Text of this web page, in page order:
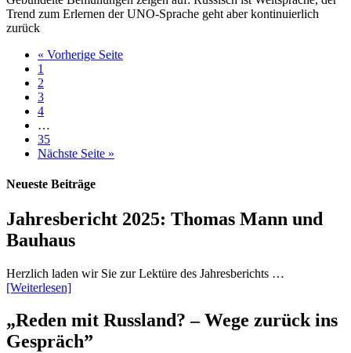
Trend zum Erlernen der UNO-Sprache geht aber kontinuierlich
zurück
« Vorherige Seite
1
2
3
4
…
35
Nächste Seite »
Neueste Beiträge
Jahresbericht 2025: Thomas Mann und
Bauhaus
Herzlich laden wir Sie zur Lektüre des Jahresberichts …
[Weiterlesen]
„Reden mit Russland? – Wege zurück ins
Gespräch”